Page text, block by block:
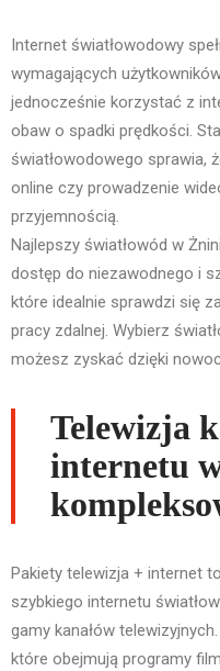
Internet światłowodowy
wymagających
jednocześnie korzystać z
obaw o spadki prędkości.
światłowodowego sprawia,
online czy prowadzenie
przyjemnością.
Najlepszy światłowód w
dostęp do niezawodnego i
które idealnie sprawdzi się
pracy zdalnej. Wybierz
możesz zyskać dzięki
Telewizja
internetu
Pakiety telewizja + internet
szybkiego internetu
gamy kanałów
które obejmują programy